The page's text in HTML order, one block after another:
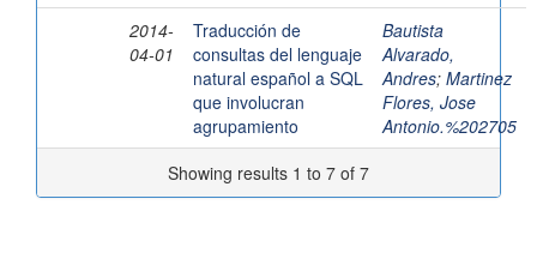
2014-
04-01
Traducción de
consultas del lenguaje
natural español a SQL
que involucran
agrupamiento
Bautista
Alvarado,
Andres; Martinez
Flores, Jose
Antonio.%202705
Showing results 1 to 7 of 7